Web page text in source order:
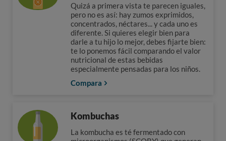
Quizá a primera vista te parecen iguales,
pero no es así: hay zumos exprimidos,
concentrados, néctares... y cada uno es
diferente. Si quieres elegir bien para
darle a tu hijo lo mejor, debes fijarte bien:
te lo ponemos fácil comparando el valor
nutricional de estas bebidas
especialmente pensadas para los niños.
Compara
Kombuchas
La kombucha es té fermentado con